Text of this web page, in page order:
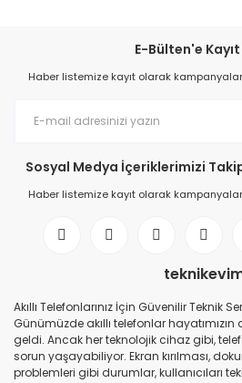
E-Bülten'e
Haber listemize kayıt olarak
Sosyal Medya İçeriklerimizi
Haber listemize kayıt olarak
Akıllı Telefonlarınız İçin Güvenilir Teknik
Günümüzde akıllı telefonlar
geldi. Ancak her teknolojik cihaz gibi,
sorun yaşayabiliyor. Ekran kırılması,
problemleri gibi durumlar, kullanıcıları